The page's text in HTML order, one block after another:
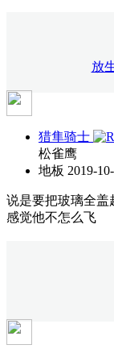
放
猎隼骑士
松雀鹰
地板 2019-
说是要把玻璃全盖
感觉他不怎么飞